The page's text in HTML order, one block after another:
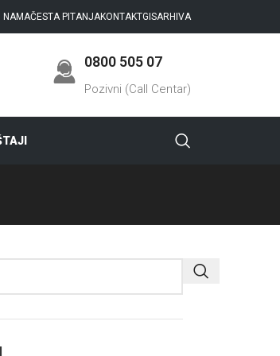
NAMAČESTA PITANJAKONTAKTGISARHIVA
0800 505 07
Pozivni (Call Centar)